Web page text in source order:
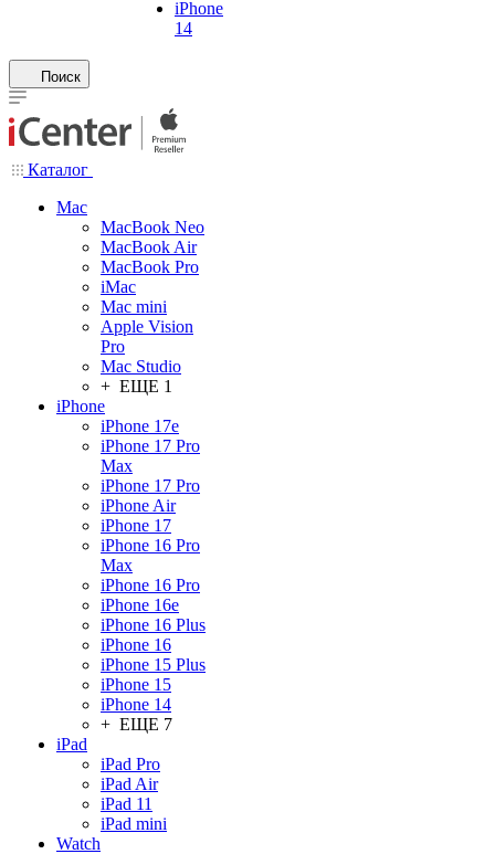
iPhone
14
Поиск
Каталог
Mac
MacBook Neo
MacBook Air
MacBook Pro
iMac
Mac mini
Apple Vision
Pro
Mac Studio
+ ЕЩЕ 1
iPhone
iPhone 17e
iPhone 17 Pro
Max
iPhone 17 Pro
iPhone Air
iPhone 17
iPhone 16 Pro
Max
iPhone 16 Pro
iPhone 16e
iPhone 16 Plus
iPhone 16
iPhone 15 Plus
iPhone 15
iPhone 14
+ ЕЩЕ 7
iPad
iPad Pro
iPad Air
iPad 11
iPad mini
Watch